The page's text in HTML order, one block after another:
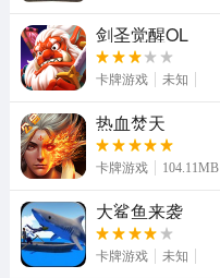
剑圣觉醒OL
卡牌游戏 未知
热血焚天
卡牌游戏 104.11MB
大鲨鱼来袭
卡牌游戏 未知